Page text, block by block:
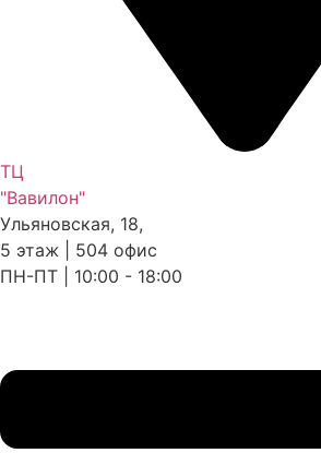
ТЦ
"Вавилон"
Ульяновская, 18,
5 этаж | 504 офис
ПН-ПТ | 10:00 - 18:00